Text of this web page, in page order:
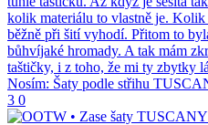
3 0